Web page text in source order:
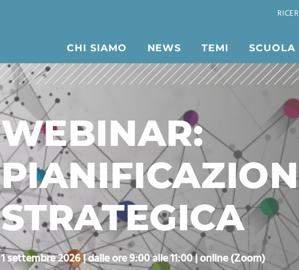
CHI SIAMO NEWS TEMI
WEBINAR:
STRATEGICA
1 settembre 2026 | dalle ore 9:00 alle 11:00 | online (Zoom)